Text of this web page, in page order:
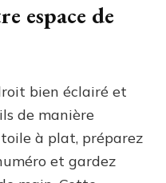
espace de
bien éclairé et
de manière
à plat, préparez
et gardez